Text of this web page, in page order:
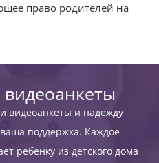
право родителей на
видеоанкеты и надежду
поддержка. Каждое
ребенку из детского дома